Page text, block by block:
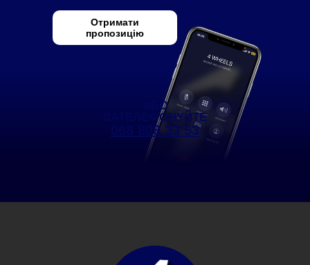
Отримати
пропозицію
АБО
ЗАТЕЛЕФОНУЙТЕ
068 808 33 53